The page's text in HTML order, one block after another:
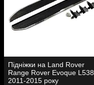
Підніжки на Land Rover
Range Rover Evoque L538
2011-2015 року